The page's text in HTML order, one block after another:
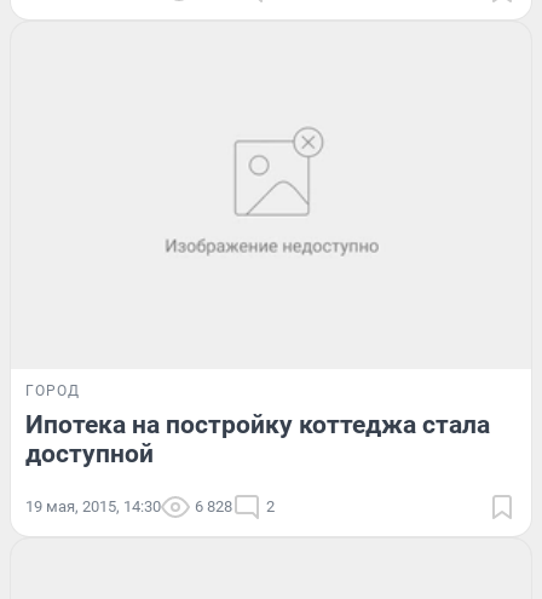
ГОРОД
Ипотека на постройку коттеджа стала
доступной
19 мая, 2015, 14:30 6 828 2